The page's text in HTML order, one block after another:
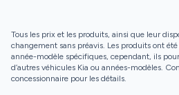
Tous les prix et les produits, ainsi que leur
changement sans préavis. Les produits ont
année-modèle spécifiques, cependant, ils
d’autres véhicules Kia ou années-modèles.
concessionnaire pour les détails.